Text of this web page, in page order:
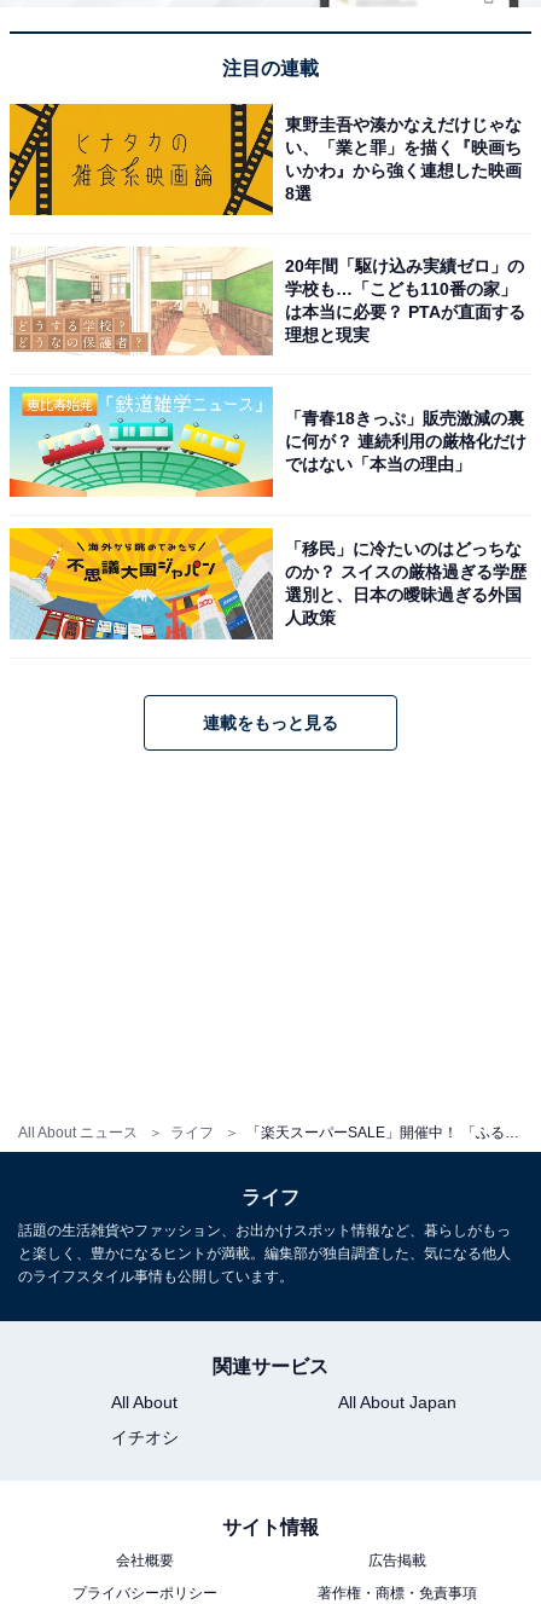
All About ニュース ライフ
3. エンペラーサーモン【北海道白糠町】1万5000
※6月12日以降は1万2000円
いくらしょうゆ漬け【北海道別海町】1万円 ※6月12日以降は1万2000円
注目の連載
東野圭吾や湊かなえだけじゃな
い、「業と罪」を描く『映画ち
いかわ』から強く連想した映画
8選
20年間「駆け込み実績ゼロ」の
学校も…「こども110番の家」
は本当に必要？ PTAが直面する
理想と現実
「青春18きっぷ」販売激減の裏
に何が？ 連続利用の厳格化だけ
ではない「本当の理由」
「移民」に冷たいのはどっちな
のか？ スイスの厳格過ぎる学歴
選別と、日本の曖昧過ぎる外国
人政策
連載をもっと見る
ライフ
話題の生活雑貨やファッション、お出かけスポット情報など、暮らしがもっ
と楽しく、豊かになるヒントが満載。編集部が独自調査した、気になる他人
のライフスタイル事情も公開しています。
関連サービス
All About
All About Japan
イチオシ
サイト情報
会社概要
広告掲載
プライバシーポリシー
著作権・商標・免責事項